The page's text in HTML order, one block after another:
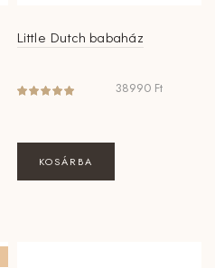
Little Dutch babaház
38990 Ft
KOSÁRBA